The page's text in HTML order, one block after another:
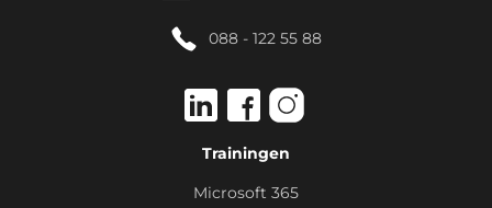
088 - 122 55 88
Trainingen
Microsoft 365